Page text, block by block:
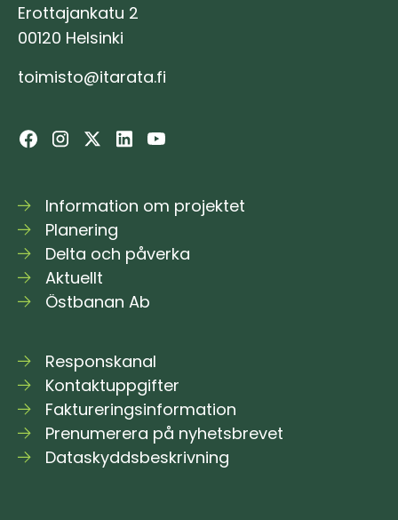
Erottajankatu 2
00120 Helsinki
toimisto@itarata.fi
Information om projektet
Planering
Delta och påverka
Aktuellt
Östbanan Ab
Responskanal
Kontaktuppgifter
Faktureringsinformation
Prenumerera på nyhetsbrevet
Dataskyddsbeskrivning